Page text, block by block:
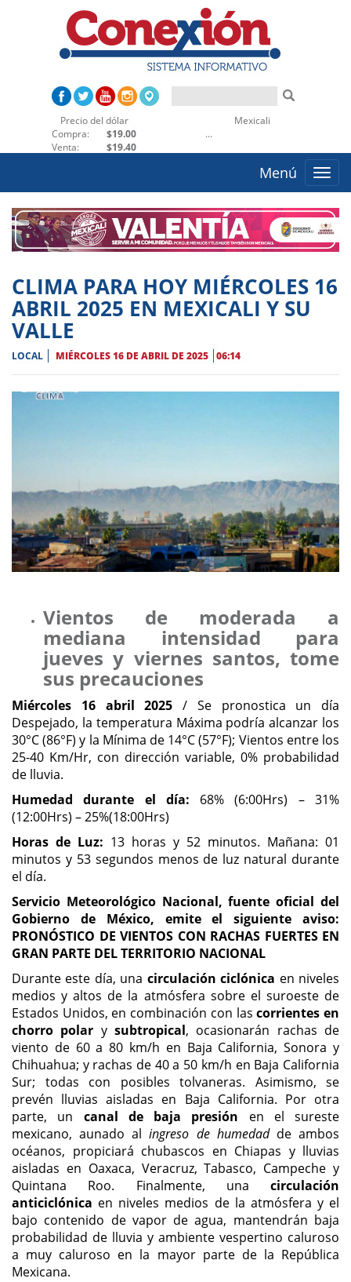
Precio del dólar
Compra:
$19.00
Venta:
$19.40
Ensenada
...
Toggle
Menú
CLIMA PARA HOY MIÉRCOLES 16
ABRIL 2025 EN MEXICALI Y SU
VALLE
LOCAL MIÉRCOLES 16 DE ABRIL DE 2025 06:14
Vientos de moderada a
mediana intensidad para
jueves y viernes santos, tome
sus precauciones
Miércoles 16 abril 2025 / Se pronostica un día
Despejado, la temperatura Máxima podría alcanzar los
30°C (86°F) y la Mínima de 14°C (57°F); Vientos entre los
25-40 Km/Hr, con dirección variable, 0% probabilidad
de lluvia.
Humedad durante el día: 68% (6:00Hrs) – 31%
(12:00Hrs) – 25%(18:00Hrs)
Horas de Luz: 13 horas y 52 minutos. Mañana: 01
minutos y 53 segundos menos de luz natural durante
el día.
Servicio Meteorológico Nacional, fuente oficial del
Gobierno de México, emite el siguiente aviso:
PRONÓSTICO DE VIENTOS CON RACHAS FUERTES EN
GRAN PARTE DEL TERRITORIO NACIONAL
Durante este día, una circulación ciclónica en niveles
medios y altos de la atmósfera sobre el suroeste de
Estados Unidos, en combinación con lascorrientes en
chorro polar ysubtropical, ocasionarán rachas de
viento de 60 a 80 km/h en Baja California, Sonora y
Chihuahua; y rachas de 40 a 50 km/h en Baja California
Sur; todas con posibles tolvaneras. Asimismo, se
prevén lluvias aisladas en Baja California. Por otra
parte, un canal de baja presión en el sureste
mexicano, aunado alingreso de humedadde ambos
océanos, propiciará chubascos en Chiapas y lluvias
aisladas en Oaxaca, Veracruz, Tabasco, Campeche y
Quintana Roo. Finalmente, una circulación
anticiclónica en niveles medios de la atmósfera y el
bajo contenido de vapor de agua, mantendrán baja
probabilidad de lluvia y ambiente vespertino caluroso
a muy caluroso en la mayor parte de la República
Mexicana.